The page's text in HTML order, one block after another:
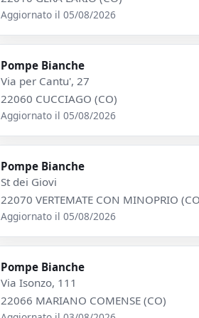
Aggiornato il 05/08/2026
Pompe Bianche
Via per Cantu', 27
22060 CUCCIAGO (CO)
Aggiornato il 05/08/2026
Pompe Bianche
St dei Giovi
22070 VERTEMATE CON MINOPRIO
Aggiornato il 05/08/2026
Pompe Bianche
Via Isonzo, 111
22066 MARIANO COMENSE (CO)